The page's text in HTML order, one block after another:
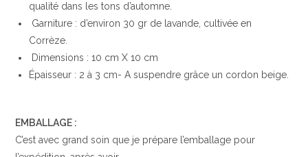
qualité dans les tons d’automne.
Garniture : d’environ 30 gr de lavande, cultivée en
Corrèze.
Dimensions : 10 cm X 10 cm
Épaisseur : 2 à 3 cm- A suspendre grâce un cordon beige.
EMBALLAGE :
C’est avec grand soin que je prépare l’emballage pour